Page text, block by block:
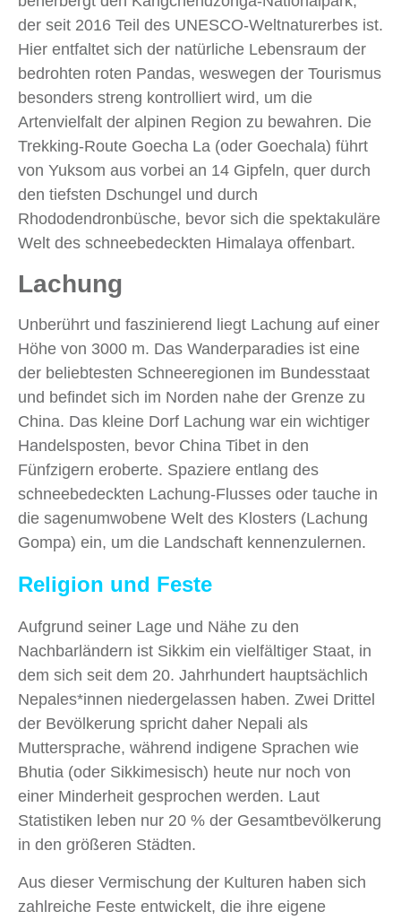
der seit 2016 Teil des UNESCO-Weltnaturerbes ist.
Hier entfaltet sich der natürliche Lebensraum der
bedrohten roten Pandas, weswegen der Tourismus
besonders streng kontrolliert wird, um die
Artenvielfalt der alpinen Region zu bewahren. Die
Trekking-Route Goecha La (oder Goechala) führt
von Yuksom aus vorbei an 14 Gipfeln, quer durch
den tiefsten Dschungel und durch
Rhododendronbüsche, bevor sich die spektakuläre
Welt des schneebedeckten Himalaya offenbart.
Lachung
Unberührt und faszinierend liegt Lachung auf einer
Höhe von 3000 m. Das Wanderparadies ist eine
der beliebtesten Schneeregionen im Bundesstaat
und befindet sich im Norden nahe der Grenze zu
China. Das kleine Dorf Lachung war ein wichtiger
Handelsposten, bevor China Tibet in den
Fünfzigern eroberte. Spaziere entlang des
schneebedeckten Lachung-Flusses oder tauche in
die sagenumwobene Welt des Klosters (Lachung
Gompa) ein, um die Landschaft kennenzulernen.
Religion und Feste
Aufgrund seiner Lage und Nähe zu den
Nachbarländern ist Sikkim ein vielfältiger Staat, in
dem sich seit dem 20. Jahrhundert hauptsächlich
Nepales*innen niedergelassen haben. Zwei Drittel
der Bevölkerung spricht daher Nepali als
Muttersprache, während indigene Sprachen wie
Bhutia (oder Sikkimesisch) heute nur noch von
einer Minderheit gesprochen werden. Laut
Statistiken leben nur 20 % der Gesamtbevölkerung
in den größeren Städten.
Aus dieser Vermischung der Kulturen haben sich
zahlreiche Feste entwickelt, die ihre eigene